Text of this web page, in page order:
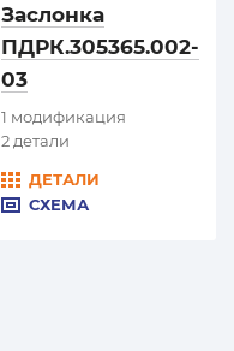
Заслонка
ПДРК.305365.002-
03
1 модификация
2 детали
ДЕТАЛИ
СХЕМА